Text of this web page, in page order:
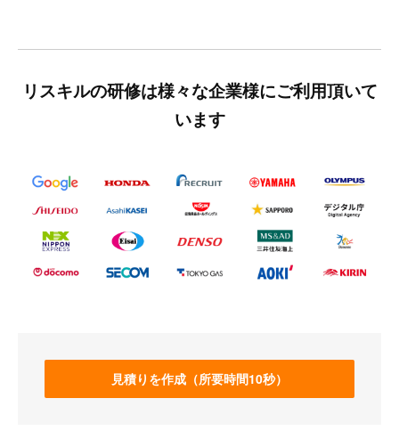
リスキルの研修は様々な企業様にご利用頂いて
います
見積りを作成（所要時間10秒）